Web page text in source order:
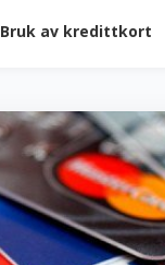
Bruk av kredittkort